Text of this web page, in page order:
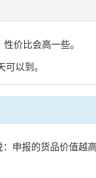
价比会高一些。
以到。
申报的货品价值越